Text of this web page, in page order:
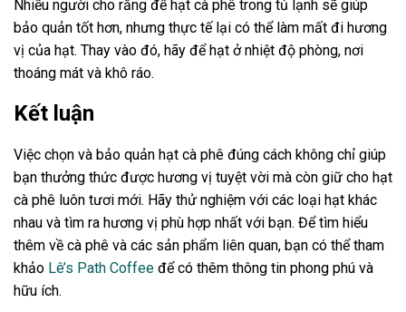
Nhiều người cho rằng để hạt cà phê trong tủ lạnh sẽ giúp
bảo quản tốt hơn, nhưng thực tế lại có thể làm mất đi hương
vị của hạt. Thay vào đó, hãy để hạt ở nhiệt độ phòng, nơi
thoáng mát và khô ráo.
Kết luận
Việc chọn và bảo quản hạt cà phê đúng cách không chỉ giúp
bạn thưởng thức được hương vị tuyệt vời mà còn giữ cho hạt
cà phê luôn tươi mới. Hãy thử nghiệm với các loại hạt khác
nhau và tìm ra hương vị phù hợp nhất với bạn. Để tìm hiểu
thêm về cà phê và các sản phẩm liên quan, bạn có thể tham
khảo Lê’s Path Coffee để có thêm thông tin phong phú và
hữu ích.